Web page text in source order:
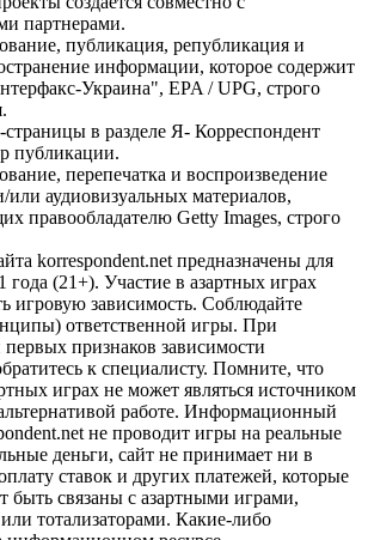
партнерами.
публикация, републикация и
информации, которое содержит
Украина", EPA / UPG, строго
страницы в разделе Я- Корреспондент
публикации.
перепечатка и воспроизведение
или аудиовизуальных материалов,
правообладателю Getty Images, строго
korrespondent.net предназначены для
года (21+). Участие в азартных играх
игровую зависимость. Соблюдайте
ответственной игры. При
признаков зависимости
к специалисту. Помните, что
играх не может являться источником
работе. Информационный
не проводит игры на реальные
деньги, сайт не принимает ни в
ставок и других платежей, которые
быть связаны с азартными играми,
тотализаторами. Какие-либо